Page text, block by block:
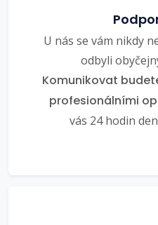
U nás se vám nikdy
odbyli
Komunikovat
profesionálními
vás 24 hodin